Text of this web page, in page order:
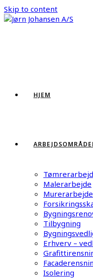
Skip to content
HJEM
Malerarbejde
Murerarbejde
Tilbygning
Erhverv –
Isolering